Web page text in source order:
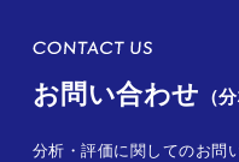
お問い合わせ （
分析・評価に関してのお問